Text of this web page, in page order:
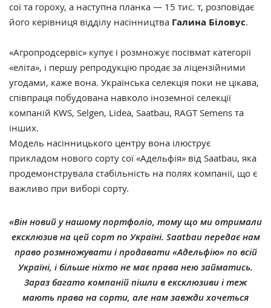
сої та гороху, а наступна планка — 15 тис. т, розповідає
його керівниця відділу насінництва Галина Біловус.
«Агропродсервіс» купує і розмножує посівмат категорії
«еліта», і першу репродукцію продає за ліцензійними
угодами, каже вона. Українська селекція поки не цікава,
співпраця побудована навколо іноземної селекції
компаній KWS, Selgen, Lidea, Saatbau, RAGT Semens та
інших.
Модель насінницького центру вона ілюструє
прикладом нового сорту сої «Адельфія» від Saatbau, яка
продемонструвала стабільність на полях компанії, що є
важливо при виборі сорту.
«Він новий у нашому портфоліо, тому що ми отримали
ексклюзив на цей сорт по Україні. Saatbau передає нам
право розмножувати і продавати «Адельфію» по всій
Україні, і більше ніхто не має права нею займатись.
Зараз багато компаній пішли в ексклюзиви і теж
мають права на сорти, але нам завжди хочеться